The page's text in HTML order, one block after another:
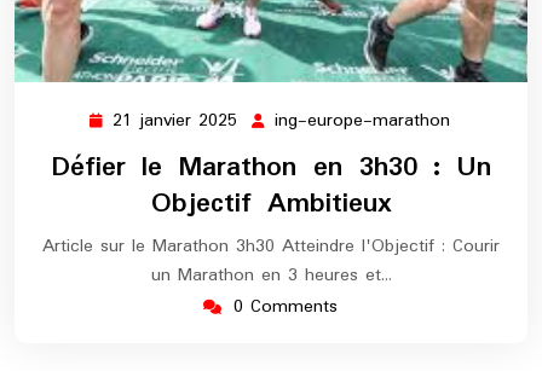
21 janvier 2025 21
janvier
2025
ing-europe-marathon
europe-
marathon
Défier le Marathon en 3h30 : Un
Objectif Ambitieux
Article sur le Marathon 3h30 Atteindre l'Objectif : Courir
un Marathon en 3 heures et…
0 Comments